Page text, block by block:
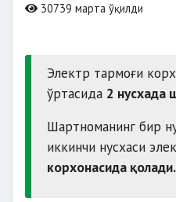
30739 марта ўқилди
Электр тармоғи
ўртасида 2 нусхада
Шартноманинг бир
иккинчи нусхаси
корхонасида қолади.